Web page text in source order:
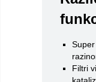
Filtri